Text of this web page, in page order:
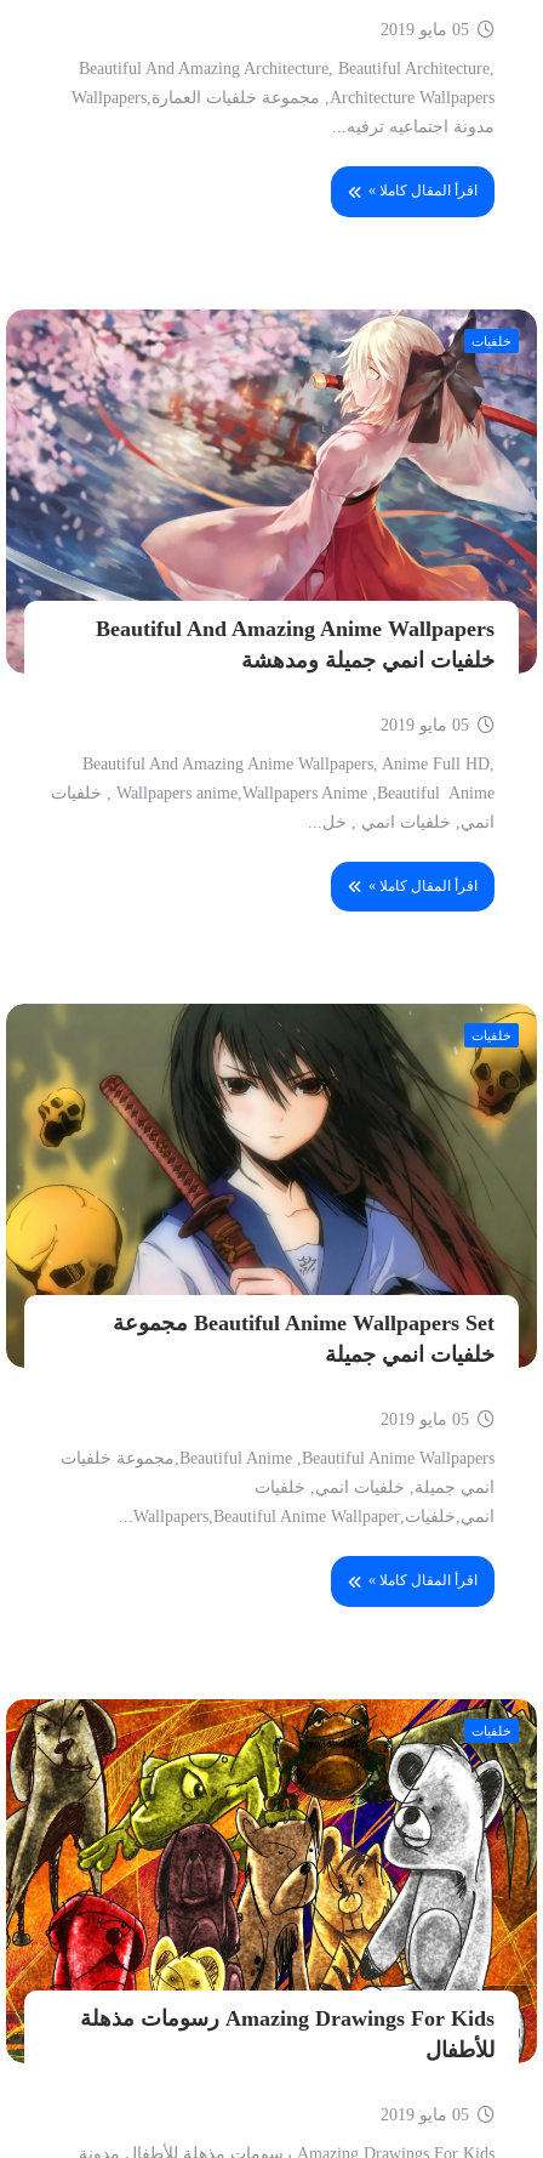
Beautiful And Amazing Architecture, Beautiful Architecture,
Architecture Wallpapers, مجموعة خلفيات العمارة,Wallpapers
مدونة اجتماعيه ترفيه...
اقرأ المقال كاملا »
خلفيات
Beautiful And Amazing Anime Wallpapers
خلفيات انمي جميلة ومدهشة
Beautiful And Amazing Anime Wallpapers, Anime Full HD,
Wallpapers anime,Wallpapers Anime ,Beautiful Anime , خلفيات
انمي, خلفيات انمي , خل...
اقرأ المقال كاملا »
خلفيات
Beautiful Anime Wallpapers Set مجموعة
خلفيات انمي جميلة
Beautiful Anime ,Beautiful Anime Wallpapers,مجموعة خلفيات
انمي جميلة, خلفيات انمي, خلفيات
انمي,خلفيات,Wallpapers,Beautiful Anime Wallpaper...
اقرأ المقال كاملا »
خلفيات
Amazing Drawings For Kids رسومات مذهلة
للأطفال
Amazing Drawings For Kids رسومات مذهلة للأطفال مدونة